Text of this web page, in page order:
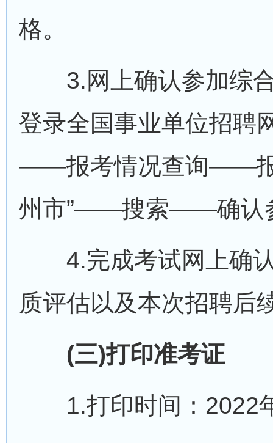
格。
3.网上确认参加综合
登录全国事业单位招
——报考情况查询——报
州市”——搜索——确认
4.完成考试网上确认
质评估以及本次招聘后
(三)打印准考证
1.打印时间：2022